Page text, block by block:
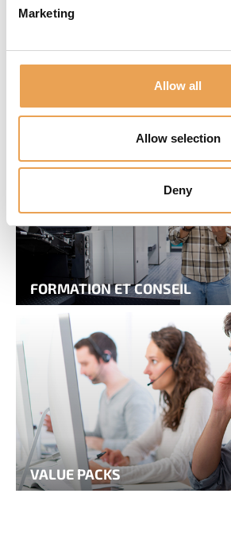
Marketing
Allow all
Allow selection
Deny
Services
FORMATION ET CONSEIL
VALUE PACKS